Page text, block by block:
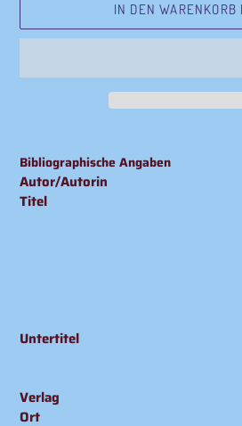
IN DEN WARENKORB
wird
zum
Warenkorb
hinzugefügt
Bibliographische Angaben
Autor/Autorin
Titel
Untertitel
Verlag
Ort